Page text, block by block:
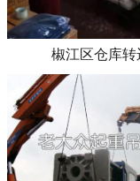
椒江区仓库转